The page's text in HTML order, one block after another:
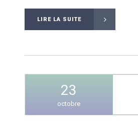
LIRE LA SUITE
23
octobre